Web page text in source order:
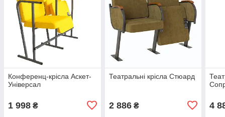
Конференц-крісла Аскет-
Універсал
1 998 ₴
Театральні крісла Стюард
2 886₴ 4